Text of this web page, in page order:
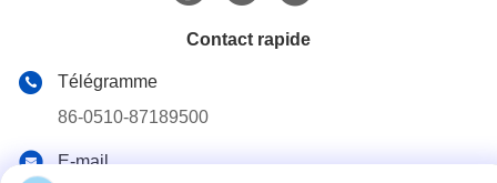
Contact rapide
Télégramme
86-0510-87189500
E-mail